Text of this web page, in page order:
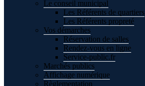
Le conseil municipal
Les Référents de quartiers
Les Référents propreté
Vos démarches
Réservation de salles
Rendez-vous en ligne
Service-public.fr
Marchés publics
Affichage numérique
Règlementation